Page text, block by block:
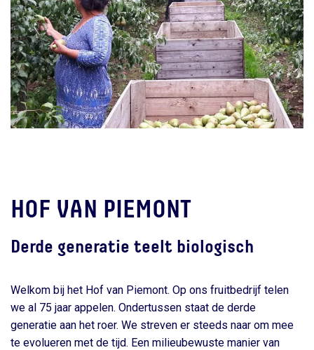
HOF VAN PIEMONT
Derde generatie teelt biologisch
Welkom bij het Hof van Piemont. Op ons fruitbedrijf telen
we al 75 jaar appelen. Ondertussen staat de derde
generatie aan het roer. We streven er steeds naar om mee
te evolueren met de tijd. Een milieubewuste manier van